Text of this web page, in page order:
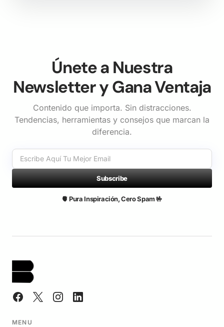
Únete a Nuestra
Newsletter y Gana Ventaja
Contenido que importa. Sin distracciones.
Tendencias, herramientas y consejos que marcan la
diferencia.
Subscribe
🫀 Pura Inspiración, Cero Spam 🤟
MENU